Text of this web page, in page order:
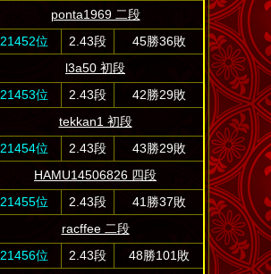
ponta1969 二段
21452位
2.43段
45勝36敗
l3a50 初段
21453位
2.43段
42勝29敗
tekkan1 初段
21454位
2.43段
43勝29敗
HAMU14506826 四段
21455位
2.43段
41勝37敗
racffee 二段
21456位
2.43段
48勝101敗